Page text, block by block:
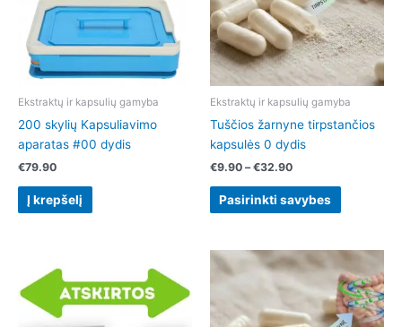
Ekstraktų ir kapsulių gamyba
200 skylių Kapsuliavimo
aparatas #00 dydis
€79.90
Į krepšelį
Ekstraktų ir kapsulių gamyba
Tuščios žarnyne tirpstančios
kapsulės 0 dydis
€9.90 – €32.90
Pasirinkti savybes
The
options
may
chosen
on
€23.90
through
product
has
multiple
Price
range:
€9.90
through
€32.90
product
has
multiple